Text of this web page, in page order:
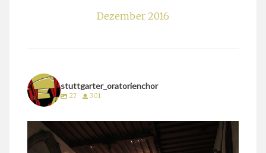
Dezember 2016
stuttgarter_oratorienchor
27 301
stuttgarter_oratorienchor
März 24